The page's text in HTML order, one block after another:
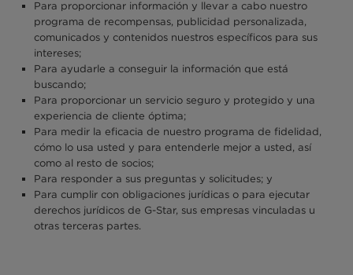
Para proporcionar información y llevar a cabo nuestro
programa de recompensas, publicidad personalizada,
comunicados y contenidos nuestros específicos para sus
intereses;
Para ayudarle a conseguir la información que está
buscando;
Para proporcionar un servicio seguro y protegido y una
experiencia de cliente óptima;
Para medir la eficacia de nuestro programa de fidelidad,
cómo lo usa usted y para entenderle mejor a usted, así
como al resto de socios;
Para responder a sus preguntas y solicitudes; y
Para cumplir con obligaciones jurídicas o para ejecutar
derechos jurídicos de G-Star, sus empresas vinculadas u
otras terceras partes.